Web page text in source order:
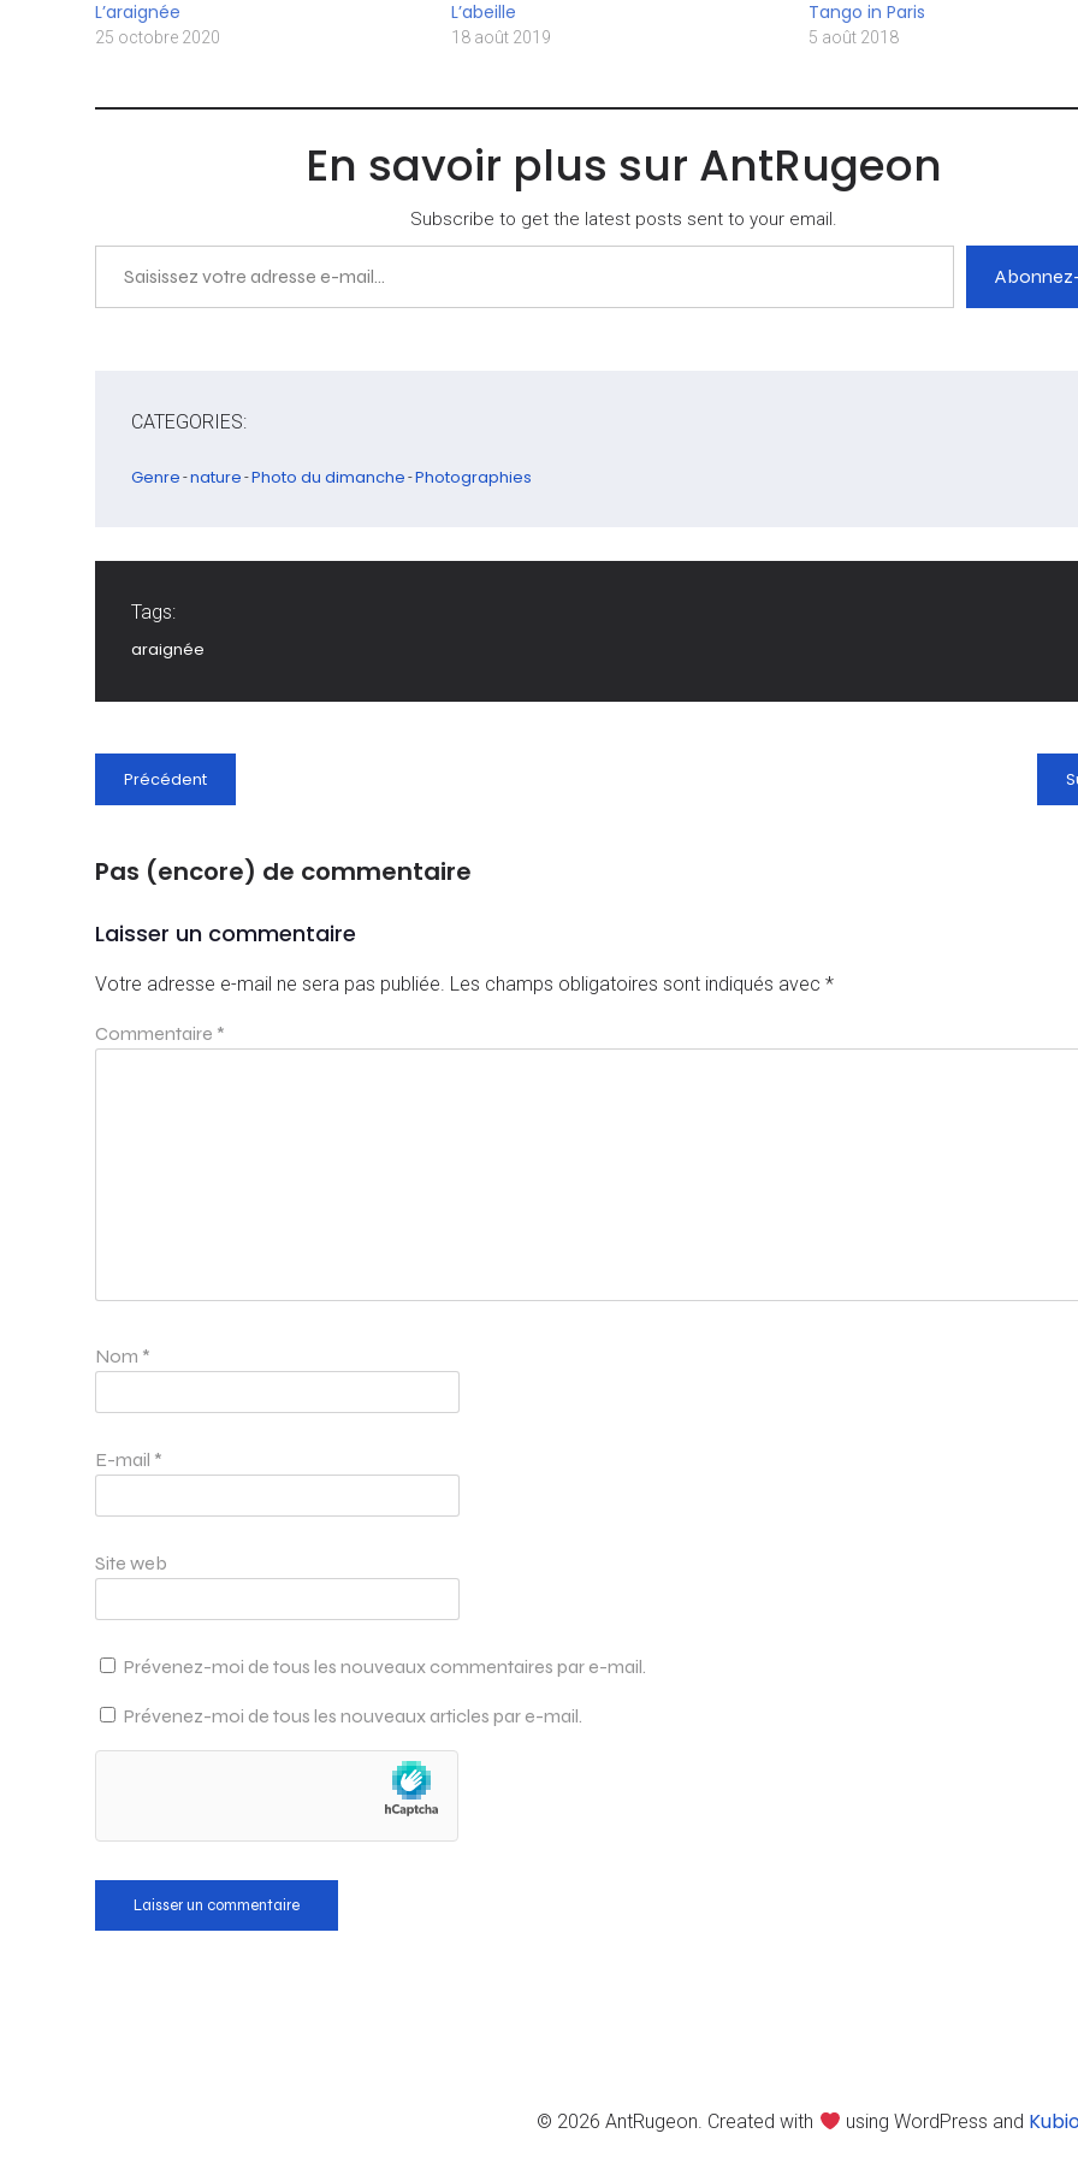
L’araignée
25 octobre 2020
L’abeille
18 août 2019
Tango in Paris
5 août 2018
En savoir plus sur AntRugeon
Subscribe to get the latest posts sent to your email.
Saisissez votre adresse e-mail…
CATEGORIES:
Genre -nature -Photo du dimanche -Photographies
Tags:
araignée
Précédent
Pas (encore) de commentaire
Laisser un commentaire
Votre adresse e-mail ne sera pas publiée. Les champs obligatoires sont indiqués avec *
Commentaire *
Nom *
E-mail *
Site web
Prévenez-moi de tous les nouveaux commentaires par e-mail.
Prévenez-moi de tous les nouveaux articles par e-mail.
© 2026 AntRugeon. Created with using WordPress and